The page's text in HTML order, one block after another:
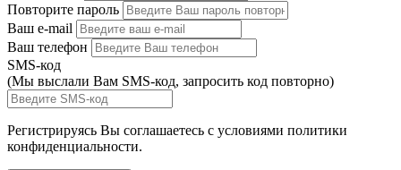
Повторите пароль
Ваш e-mail
Ваш телефон
SMS-код
(Мы выслали Вам SMS-код, запросить код повторно)
Регистрируясь Вы соглашаетесь с условиями политики
конфиденциальности.